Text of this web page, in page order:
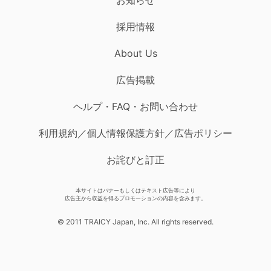
採用情報
About Us
広告掲載
ヘルプ・FAQ・お問い合わせ
利用規約／個人情報保護方針／広告ポリシー
お詫びと訂正
本サイトはバナーもしくはテキスト広告等により
広告主から収益を得るプロモーションの内容を含みます。
© 2011 TRAICY Japan, Inc. All rights reserved.